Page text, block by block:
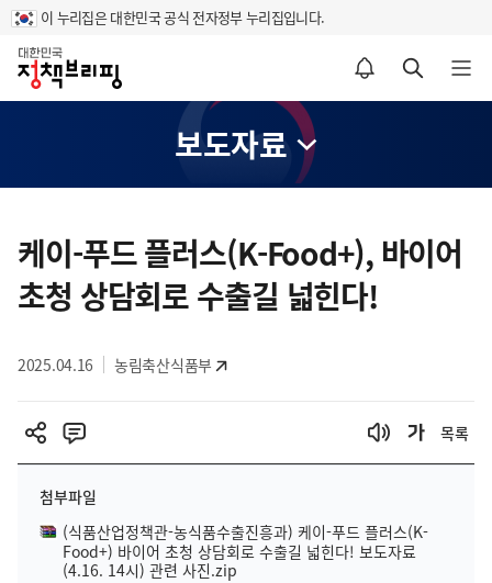
이 누리집은 대한민국 공식 전자정부 누리집입니다.
홈
알림설정 바로가기 검색 바로가기 메뉴 열기
보도자료
텐
츠
영
케이-푸드 플러스(K-Food+), 바이어
초청 상담회로 수출길 넓힌다!
2025.04.16 농림축산식품부
목록
첨부파일
(식품산업정책관-농식품수출진흥과) 케이-푸드 플러스(K-
Food+) 바이어 초청 상담회로 수출길 넓힌다! 보도자료
(4.16. 14시) 관련 사진.zip